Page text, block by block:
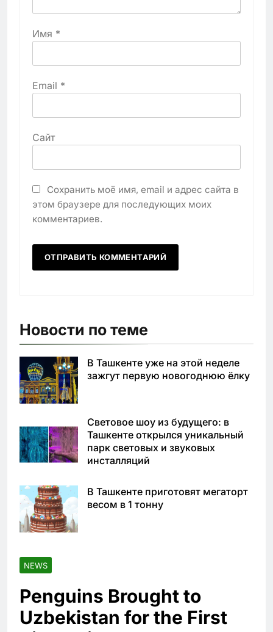
Имя *
Email *
Сайт
Сохранить моё имя, email и адрес сайта в
этом браузере для последующих моих
комментариев.
Новости по теме
В Ташкенте уже на этой неделе
зажгут первую новогоднюю ёлку
Световое шоу из будущего: в
Ташкенте открылся уникальный
парк световых и звуковых
инсталляций
В Ташкенте приготовят мегаторт
весом в 1 тонну
NEWS
Penguins Brought to
Uzbekistan for the First